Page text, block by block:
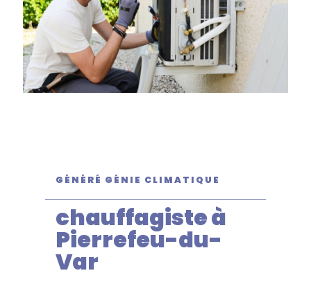
GÉNÉRÉ GÉNIE CLIMATIQUE
chauffagiste à
Pierrefeu-du-
Var